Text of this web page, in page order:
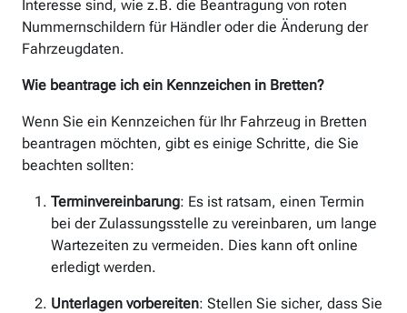
Interesse sind, wie z.B. die Beantragung von roten
Nummernschildern für Händler oder die Änderung der
Fahrzeugdaten.
Wie beantrage ich ein Kennzeichen in Bretten?
Wenn Sie ein Kennzeichen für Ihr Fahrzeug in Bretten
beantragen möchten, gibt es einige Schritte, die Sie
beachten sollten:
Terminvereinbarung: Es ist ratsam, einen Termin
bei der Zulassungsstelle zu vereinbaren, um lange
Wartezeiten zu vermeiden. Dies kann oft online
erledigt werden.
Unterlagen vorbereiten: Stellen Sie sicher, dass Sie